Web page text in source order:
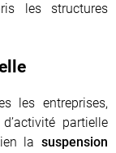
les structures
les entreprises,
partielle
la suspension